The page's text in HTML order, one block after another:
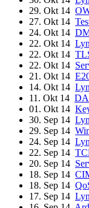
29. Okt 14
27. Okt 14
24. Okt 14
22. Okt 14
22. Okt 14
22. Okt 14
21. Okt 14
14. Okt 14
11. Okt 14
01. Okt 14
30. Sep 14
29. Sep 14
24. Sep 14
22. Sep 14
20. Sep 14
18. Sep 14
18. Sep 14
17. Sep 14